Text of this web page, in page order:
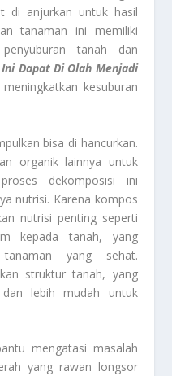
di anjurkan untuk hasil
tanaman ini memiliki
tanah dan
Dapat Di Olah Menjadi
kesuburan
bisa di hancurkan.
organik lainnya untuk
dekomposisi ini
nutrisi. Karena kompos
nutrisi penting seperti
kepada tanah, yang
tanaman yang sehat.
struktur tanah, yang
lebih mudah untuk
mengatasi masalah
yang rawan longsor